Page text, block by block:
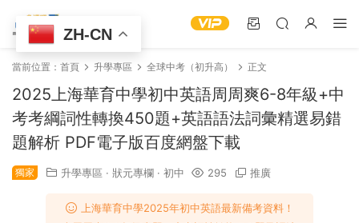
當前位置： 首頁 升學專區 全球中考（初升高） 正文
2025上海華育中學初中英語周周爽6-8年級+中
考考綱詞性轉換450題+英語語法詞彙精選易錯
題解析 PDF電子版百度網盤下載
獨家 升學專區 · 狀元專欄 · 初中 295 推廣
上海華育中學2025年初中英語最新備考資料！
ZH-CN